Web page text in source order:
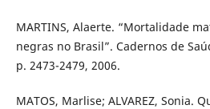
MARTINS, Alaerte. “Mortalidade
negras no Brasil”. Cadernos de
p. 2473-2479, 2006.
MATOS, Marlise; ALVAREZ, Sonia.